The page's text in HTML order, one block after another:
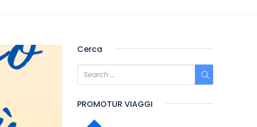
Cerca
PROMOTUR VIAGGI